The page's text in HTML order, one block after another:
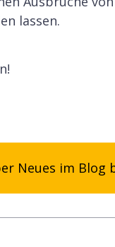
lassen.
Neues im Blog